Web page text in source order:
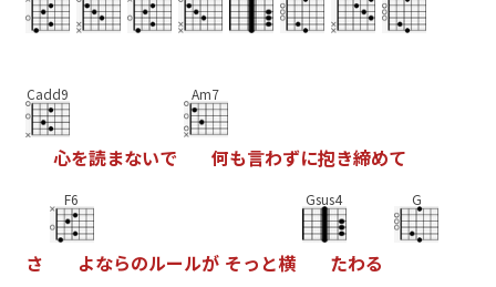
Cadd9
心を読まないで
Am7
何も言わずに抱き締めて
さ
F6
よならのルールが そっ と横
Gsus4
たわる
G